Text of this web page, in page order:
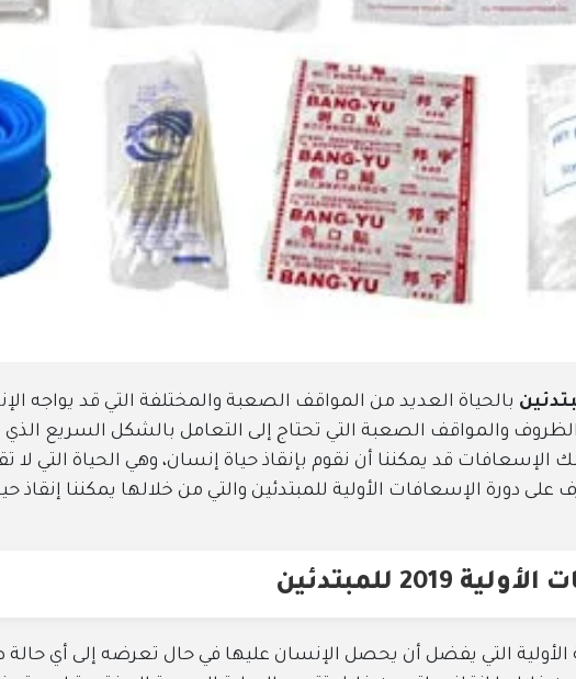
العديد من المواقف الصعبة والمختلفة التي قد يواجه الإنسان
الصعبة التي تحتاج إلى التعامل بالشكل السريع الذي من خلاله
يمكننا أن نقوم بإنقاذ حياة إنسان، وهي الحياة التي لا تقدر بأي ثمن،
الأولية للمبتدئين والتي من خلالها يمكننا إنقاذ حياة إنسان.
يفضل أن يحصل الإنسان عليها في حال تعرضه إلى أي حالة صحية طارئة